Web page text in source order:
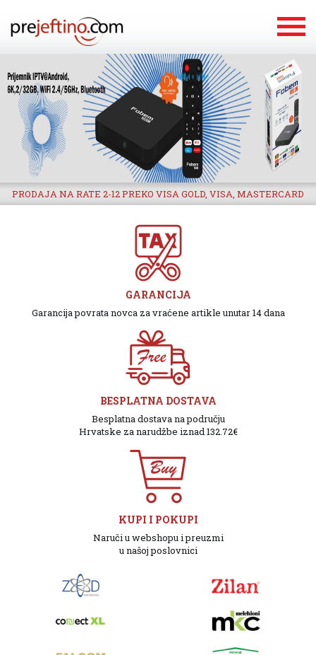
PRODAJA NA RATE 2-12 PREKO VISA GOLD, VISA, MASTERCARD
GARANCIJA
Garancija povrata novca za vraćene artikle unutar 14 dana
BESPLATNA DOSTAVA
Besplatna dostava na području
Hrvatske za narudžbe iznad 132.72€
KUPI I POKUPI
Naruči u webshopu i preuzmi
u našoj poslovnici